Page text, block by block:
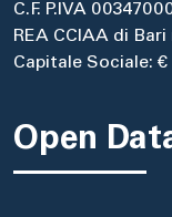
C.F. P.IVA
REA CCIAA di Bari
Capitale Sociale: €
Open